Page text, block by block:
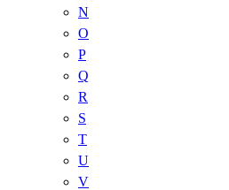
N
O
P
Q
R
S
T
U
V